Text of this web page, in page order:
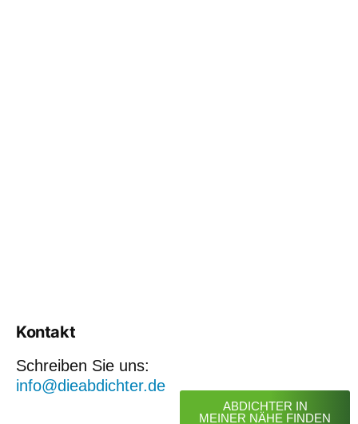
Kontakt
Schreiben Sie uns:
info@dieabdichter.de
ABDICHTER IN
MEINER NÄHE FINDEN